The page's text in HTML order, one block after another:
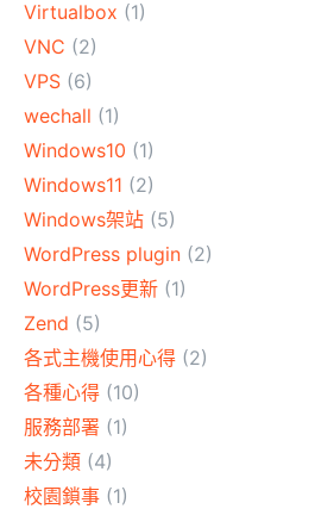
Virtualbox (1)
VNC (2)
VPS (6)
wechall (1)
Windows10 (1)
Windows11 (2)
Windows架站 (5)
WordPress plugin (2)
WordPress更新 (1)
Zend (5)
各式主機使用心得 (2)
各種心得 (10)
服務部署 (1)
未分類 (4)
校園鎖事 (1)